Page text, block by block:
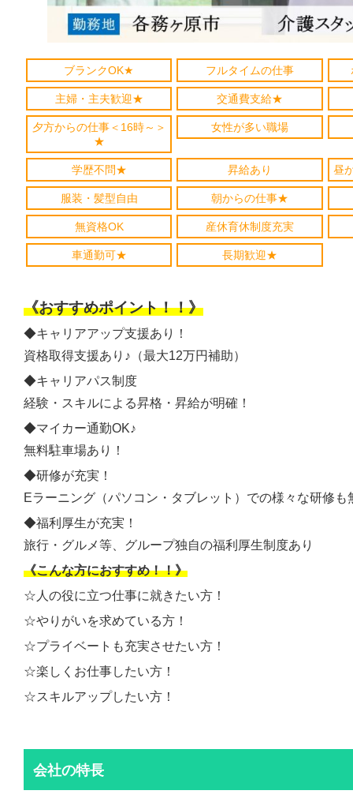
ブランクOK★ フルタイムの仕事
主婦・主夫歓迎★ 交通費支給★
夕方からの仕事＜16時～＞
★
女性が多い職場
学歴不問★ 昇給あり 昼
服装・髪型自由 朝からの仕事★
無資格OK 産休育休制度充実
車通勤可★ 長期歓迎★
《おすすめポイント！！》
◆キャリアアップ支援あり！
資格取得支援あり♪（最大12万円補助）
◆キャリアパス制度
経験・スキルによる昇格・昇給が明確！
◆マイカー通勤OK♪
無料駐車場あり！
◆研修が充実！
Eラーニング（パソコン・タブレット）での様々な研修も
◆福利厚生が充実！
旅行・グルメ等、グループ独自の福利厚生制度あり
《こんな方におすすめ！！》
☆人の役に立つ仕事に就きたい方！
☆やりがいを求めている方！
☆プライベートも充実させたい方！
☆楽しくお仕事したい方！
☆スキルアップしたい方！
会社の特長